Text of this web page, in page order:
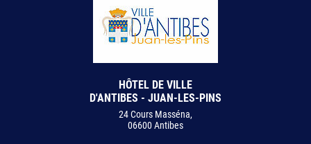
HÔTEL DE VILLE
D'ANTIBES - JUAN-LES-PINS
24 Cours Masséna,
06600 Antibes